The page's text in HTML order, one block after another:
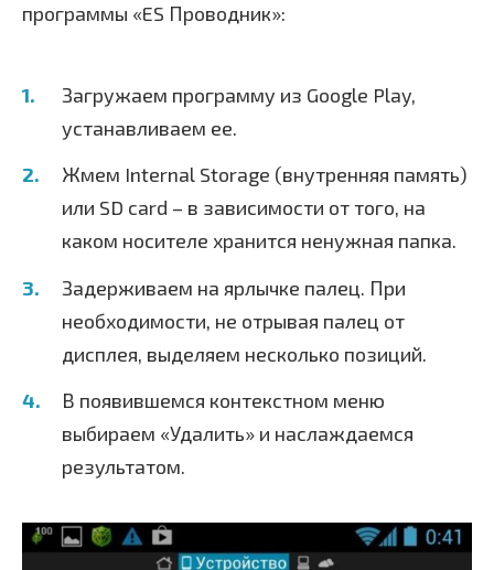
программы «ES Проводник»:
Загружаем программу из Google Play,
устанавливаем ее.
Жмем Internal Storage (внутренняя память)
или SD card – в зависимости от того, на
каком носителе хранится ненужная папка.
Задерживаем на ярлычке палец. При
необходимости, не отрывая палец от
дисплея, выделяем несколько позиций.
В появившемся контекстном меню
выбираем «Удалить» и наслаждаемся
результатом.